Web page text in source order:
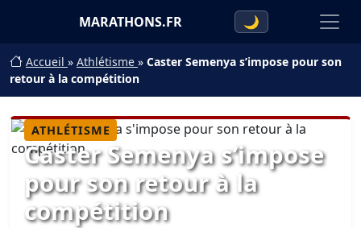
MARATHONS.FR 🌙
Accueil » Athlétisme » Caster Semenya s’impose pour son
retour à la compétition
ATHLÉTISME
Caster Semenya s’impose
pour son retour à la
compétition